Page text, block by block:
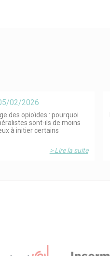
02/2026
des opioïdes : pourquoi
sont-ils de moins
à initier certains
> Lire la suite